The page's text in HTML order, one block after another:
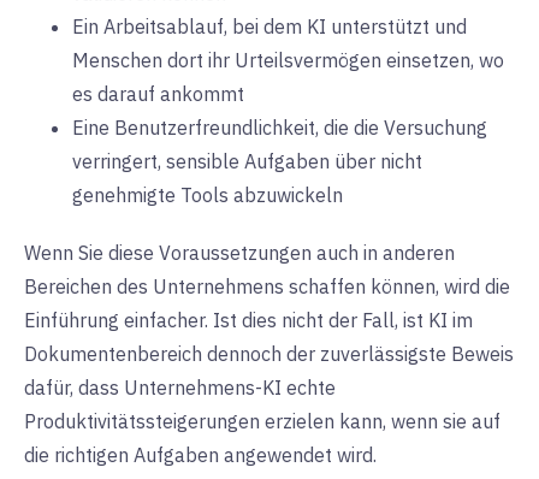
Ein Arbeitsablauf, bei dem KI unterstützt und
Menschen dort ihr Urteilsvermögen einsetzen, wo
es darauf ankommt
Eine Benutzerfreundlichkeit, die die Versuchung
verringert, sensible Aufgaben über nicht
genehmigte Tools abzuwickeln
Wenn Sie diese Voraussetzungen auch in anderen
Bereichen des Unternehmens schaffen können, wird die
Einführung einfacher. Ist dies nicht der Fall, ist KI im
Dokumentenbereich dennoch der zuverlässigste Beweis
dafür, dass Unternehmens-KI echte
Produktivitätssteigerungen erzielen kann, wenn sie auf
die richtigen Aufgaben angewendet wird.